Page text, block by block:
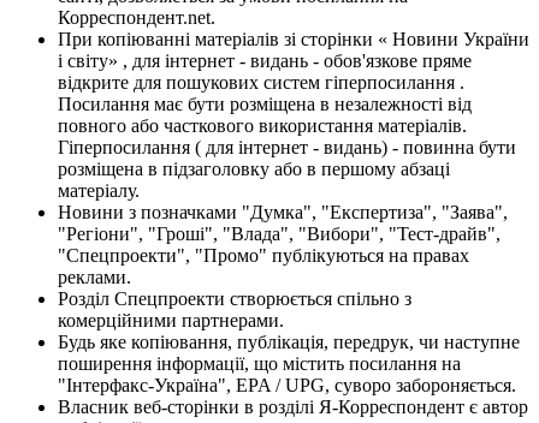
Корреспондент.net.
При копіюванні матеріалів зі сторінки « Новини України
і світу» , для інтернет - видань - обов'язкове пряме
відкрите для пошукових систем гіперпосилання .
Посилання має бути розміщена в незалежності від
повного або часткового використання матеріалів.
Гіперпосилання ( для інтернет - видань) - повинна бути
розміщена в підзаголовку або в першому абзаці
матеріалу.
Новини з позначками "Думка", "Експертиза", "Заява",
"Регіони", "Гроші", "Влада", "Вибори", "Тест-драйв",
"Спецпроекти", "Промо" публікуються на правах
реклами.
Розділ Спецпроекти створюється спільно з
комерційними партнерами.
Будь яке копіювання, публікація, передрук, чи наступне
поширення інформації, що містить посилання на
"Інтерфакс-Україна", EPA / UPG, суворо забороняється.
Власник веб-сторінки в розділі Я-Корреспондент є автор